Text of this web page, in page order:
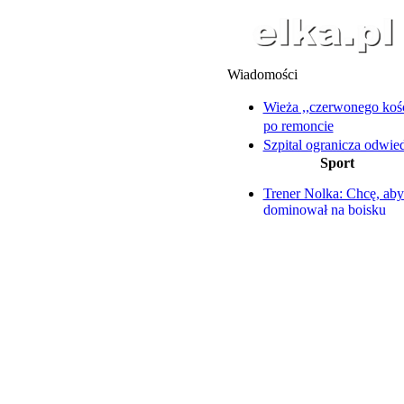
Wiadomości
Wieża ,,czerwonego
po remoncie
Szpital ogranicza
oddziale ortopedycznym
płocie i domowniku
Sport
Trener Nolka: Chcę, aby
dominował na boisku